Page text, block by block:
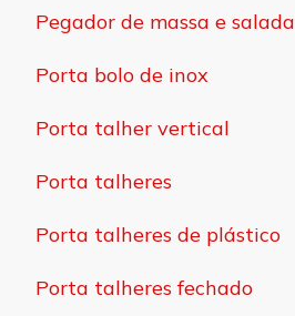
Pegador de massa e salada
Porta bolo de inox
Porta talher vertical
Porta talheres
Porta talheres de plástico
Porta talheres fechado